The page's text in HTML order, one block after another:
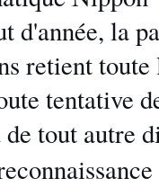
d'année, la
retient
tentative
tout autre